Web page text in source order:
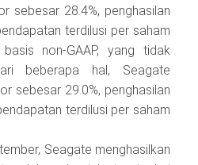
sebesar 28.4%, penghasilan
terdilusi per saham
non-GAAP, yang tidak
beberapa hal, Seagate
sebesar 29.0%, penghasilan
terdilusi per saham
Seagate menghasilkan